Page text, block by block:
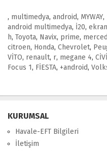
, multimedya, android, MYWAY,
android multimedya, İ20, ekran
h, Toyota, Navix, prime,
citroen, Honda, Chevrolet,
VİTO, renault, r, megane 4,
Focus 1, FİESTA, +android,
KURUMSAL
Havale-EFT Bilgileri
İletişim